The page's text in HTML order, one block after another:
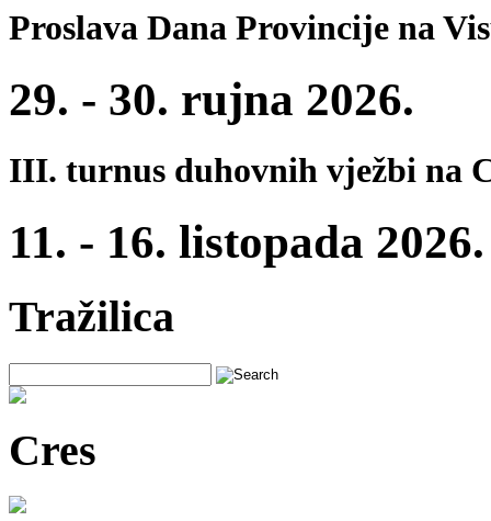
Proslava Dana Provincije na
29. - 30. rujna 2026.
III. turnus duhovnih vježbi na
11. - 16. listopada 2026.
Tražilica
Cres